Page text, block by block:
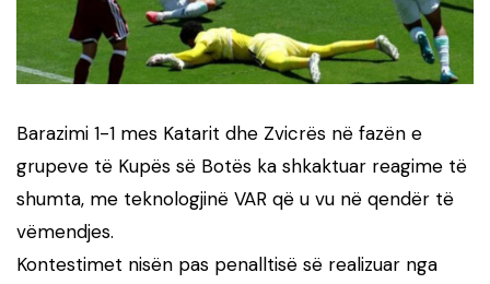
Barazimi 1-1 mes Katarit dhe Zvicrës në fazën e
grupeve të Kupës së Botës ka shkaktuar reagime të
shumta, me teknologjinë VAR që u vu në qendër të
vëmendjes.
Kontestimet nisën pas penalltisë së realizuar nga